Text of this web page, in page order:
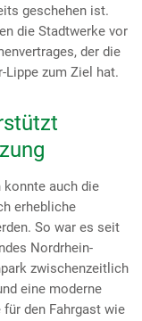
geschehen ist.
die Stadtwerke vor
der die
Lippe zum Ziel hat.
auch die
erhebliche
So war es seit
Nordrhein-
zwischenzeitlich
eine moderne
den Fahrgast wie